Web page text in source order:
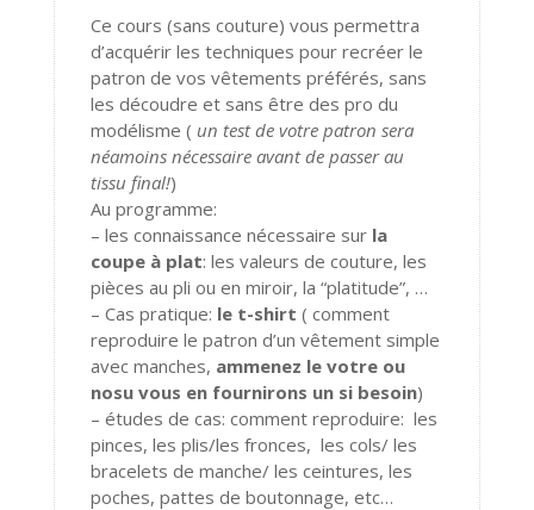
Ce cours (sans couture) vous permettra
d’acquérir les techniques pour recréer le
patron de vos vêtements préférés, sans
les découdre et sans être des pro du
modélisme ( un test de votre patron sera
néamoins nécessaire avant de passer au
tissu final!)
Au programme:
– les connaissance nécessaire surla
coupe à plat: les valeurs de couture, les
pièces au pli ou en miroir, la “platitude”, …
– Cas pratique: le t-shirt ( comment
reproduire le patron d’un vêtement simple
avec manches, ammenez le votre ou
nosu vous en fournirons un si besoin)
– études de cas: comment reproduire: les
pinces, les plis/les fronces, les cols/ les
bracelets de manche/ les ceintures, les
poches, pattes de boutonnage, etc…